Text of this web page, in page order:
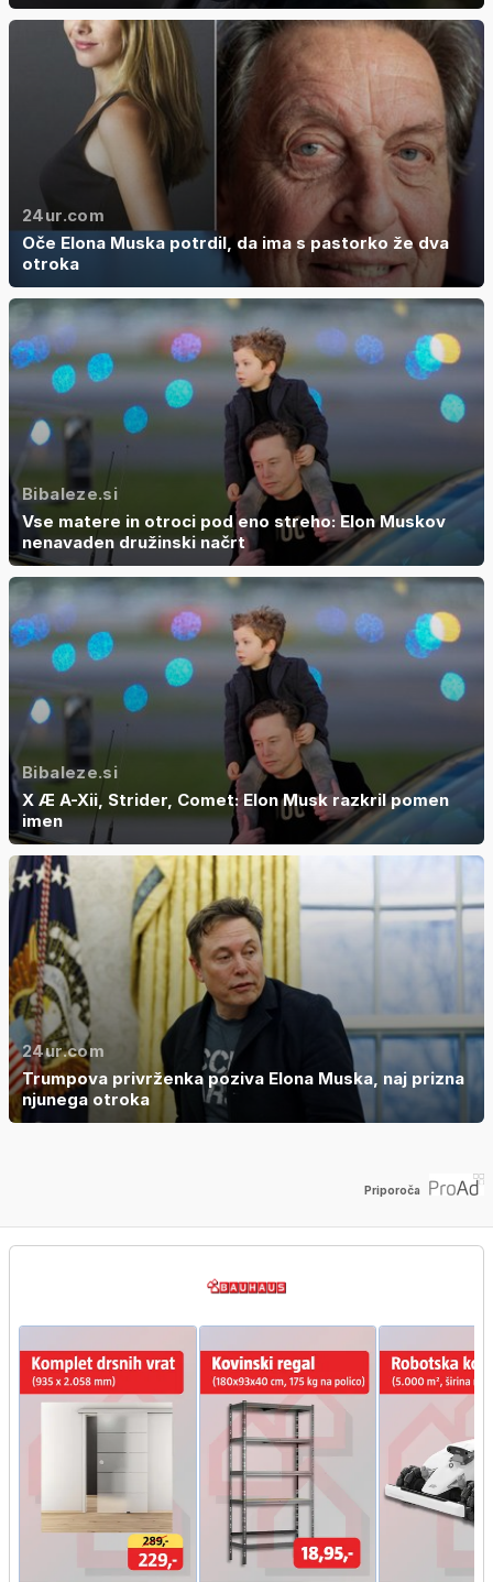
24ur.com
Oče Elona Muska potrdil, da ima s pastorko že dva
otroka
Bibaleze.si
Vse matere in otroci pod eno streho: Elon Muskov
nenavaden družinski načrt
Bibaleze.si
X Æ A-Xii, Strider, Comet: Elon Musk razkril pomen
imen
24ur.com
Trumpova privrženka poziva Elona Muska, naj prizna
njunega otroka
Priporoča